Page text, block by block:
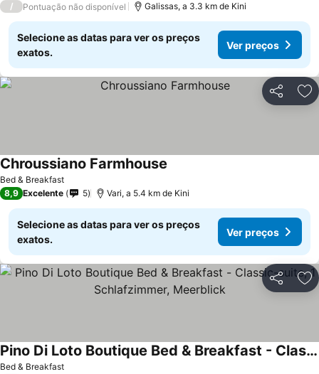
/ Pontuação não disponível Galissas, a 3.3 km de Kini
Selecione as datas para ver os preços
exatos.
Ver preços
Partilhar
Bed & Breakfast
Chroussiano Farmhouse
8,9 Excelente 5 Vari, a 5.4 km de Kini
Selecione as datas para ver os preços
exatos.
Ver preços
Partilhar
Bed & Breakfast
Pino Di Loto Boutique Bed & Breakfast - Classic-suite, 1 Schlafzimmer, Meerblick